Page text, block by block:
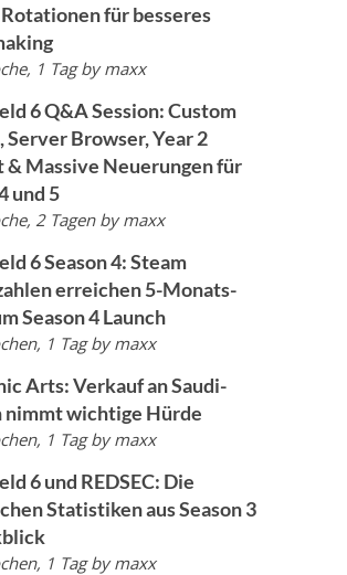
für besseres
1 Tag bymaxx
6 Q&A Session: Custom
Server Browser, Year 2
& Massive Neuerungen für
und 5
2 Tagen bymaxx
6 Season 4: Steam
erreichen 5-Monats-
Season 4 Launch
1 Tag bymaxx
Arts: Verkauf an Saudi-
nimmt wichtige Hürde
1 Tag bymaxx
6 und REDSEC: Die
Statistiken aus Season 3
1 Tag bymaxx